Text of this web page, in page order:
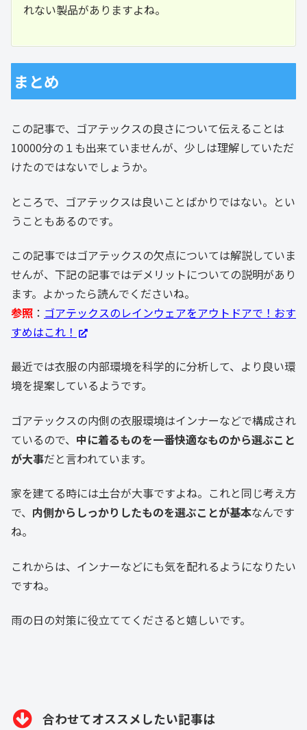
れない製品がありますよね。
まとめ
この記事で、ゴアテックスの良さについて伝えることは
10000分の１も出来ていませんが、少しは理解していただ
けたのではないでしょうか。
ところで、ゴアテックスは良いことばかりではない。とい
うこともあるのです。
この記事ではゴアテックスの欠点については解説していま
せんが、下記の記事ではデメリットについての説明があり
ます。よかったら読んでくださいね。
参照 ： ゴアテックスのレインウェアをアウトドアで！おす
すめはこれ！
最近では衣服の内部環境を科学的に分析して、より良い環
境を提案しているようです。
ゴアテックスの内側の衣服環境はインナーなどで構成され
ているので、 中に着るものを一番快適なものから選ぶこと
が大事だと言われています。
家を建てる時には土台が大事ですよね。これと同じ考え方
で、 内側からしっかりしたものを選ぶことが基本なんです
ね。
これからは、インナーなどにも気を配れるようになりたい
ですね。
雨の日の対策に役立ててくださると嬉しいです。
合わせてオススメしたい記事は